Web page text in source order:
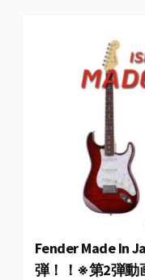
Fender Made In
弾！！※第2弾動